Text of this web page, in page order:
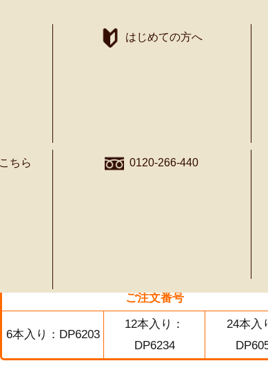
はじめての方へ
ちら 0120-266-440
ご注文番号
6本入り：DP6203
12本入り：
DP6234
24本入